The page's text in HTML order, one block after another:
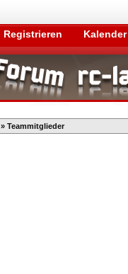
Registrieren Kalender
» Teammitglieder